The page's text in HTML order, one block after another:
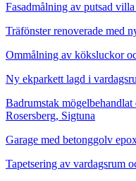
Fasadmålning av putsad
Träfönster renoverade med
Ommålning av köksluckor
Ny ekparkett lagd i
Badrumstak
Rosersberg, Sigtuna
Garage med betonggolv
Tapetsering av vardagsrum